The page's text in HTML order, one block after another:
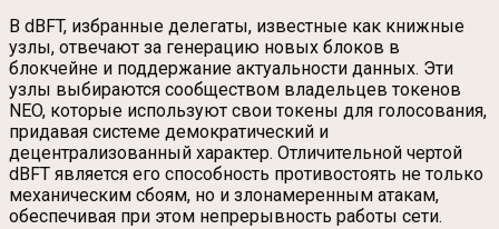
В dBFT, избранные делегаты, известные как книжные
узлы, отвечают за генерацию новых блоков в
блокчейне и поддержание актуальности данных. Эти
узлы выбираются сообществом владельцев токенов
NEO, которые используют свои токены для голосования,
придавая системе демократический и
децентрализованный характер. Отличительной чертой
dBFT является его способность противостоять не только
механическим сбоям, но и злонамеренным атакам,
обеспечивая при этом непрерывность работы сети.